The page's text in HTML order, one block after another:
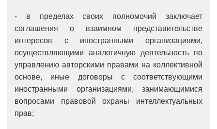
- в пределах своих полномочий заключает
соглашения о взаимном представительстве
интересов с иностранными организациями,
осуществляющими аналогичную деятельность по
управлению авторскими правами на коллективной
основе, иные договоры с соответствующими
иностранными организациями, занимающимися
вопросами правовой охраны интеллектуальных
прав;